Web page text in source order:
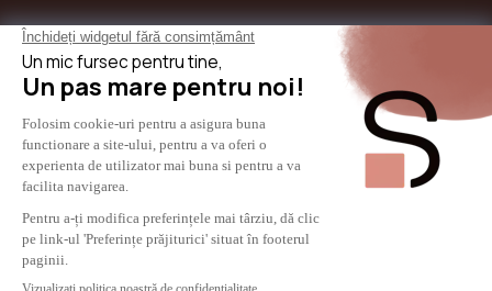
Serviciile noastre
Am nevoie de ajutor
Internaţional
© 2024 - SICAAN
Termeni și Conditii Generale
Politica de confidențialitate